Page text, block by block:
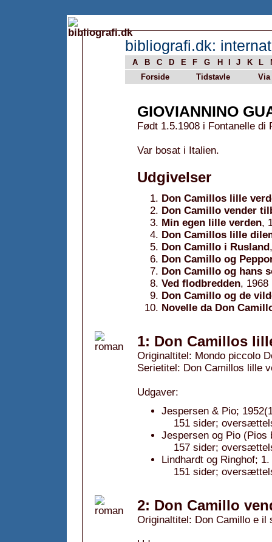
bibliografi.dk:
A B C D E F G H J K L
Forside
Tidstavle Via
GIOVIANNINO
Født 1.5.1908 i Fontanelle di
Var bosat i Italien.
Udgivelser
Don Camillos lille
Don Camillo vender
Min egen lille verden,
Don Camillos lille
Don Camillo i Rusland
Don Camillo og
Don Camillo og hans
Ved flodbredden, 1968
Don Camillo og de
Novelle da Don
1: Don Camillos
Originaltitel: Mondo piccolo
Serietitel: Don Camillos lille
Udgaver:
Jespersen & Pio;
151 sider;
Jespersen og Pio (Pios
157 sider;
Lindhardt og Ringhof;
151 sider;
2: Don Camillo
Originaltitel: Don Camillo e il